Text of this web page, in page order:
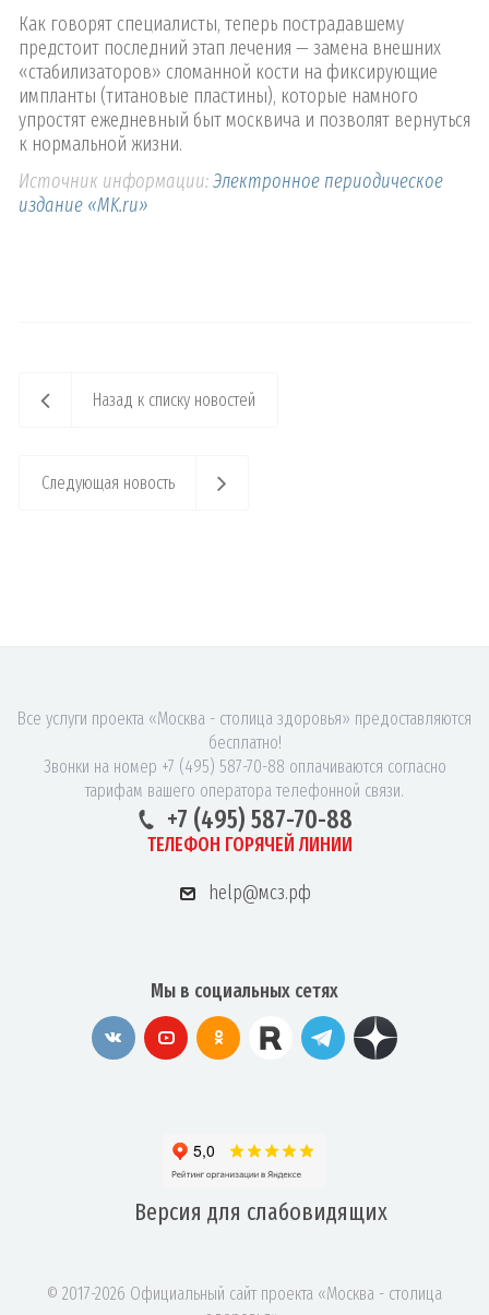
Как говорят специалисты, теперь пострадавшему
предстоит последний этап лечения — замена внешних
«стабилизаторов» сломанной кости на фиксирующие
импланты (титановые пластины), которые намного
упростят ежедневный быт москвича и позволят вернуться
к нормальной жизни.
Источник информации:Электронное периодическое
издание «MK.ru»
Назад к списку новостей
Следующая новость
Все услуги проекта «Москва - столица здоровья» предоставляются
бесплатно!
Звонки на номер +7 (495) 587-70-88 оплачиваются согласно
тарифам вашего оператора телефонной связи.
+7 (495) 587-70-88
ТЕЛЕФОН ГОРЯЧЕЙ ЛИНИИ
help@мсз.рф
Мы в социальных сетях
Версия для слабовидящих
© 2017-2026 Официальный сайт проекта «Москва - столица